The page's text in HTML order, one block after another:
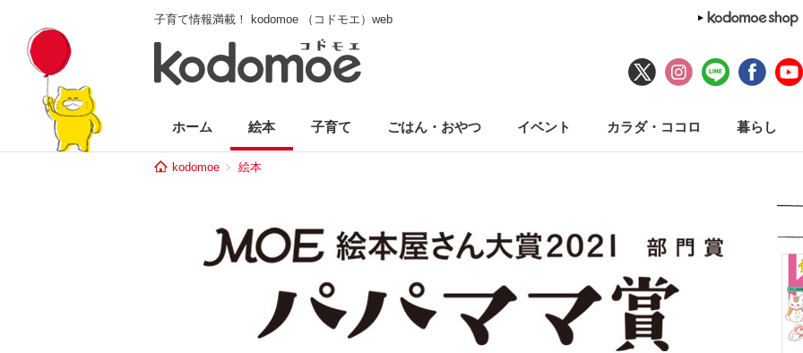
子育て情報満載！ kodomoe （コドモエ）web
ホーム 絵本 子育て ごはん・おやつ イベント カラダ・ココロ 暮らし
kodomoe 絵本